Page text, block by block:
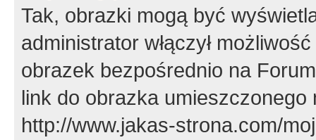
Tak, obrazki mogą być
administrator włączył
obrazek bezpośrednio na
link do obrazka
http://www.jakas-strona.com/